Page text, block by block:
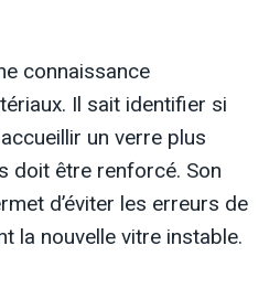
connaissance
Il sait identifier si
un verre plus
doit être renforcé. Son
d’éviter les erreurs de
la nouvelle vitre instable.